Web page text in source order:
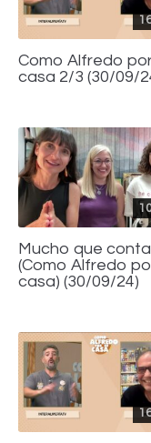
Como Alfredo
casa 2/3 (30/09/
Mucho que
(Como Alfredo
casa) (30/09/24)